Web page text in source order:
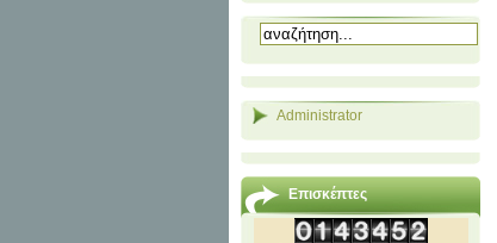
Administrator
Επισκέπτες